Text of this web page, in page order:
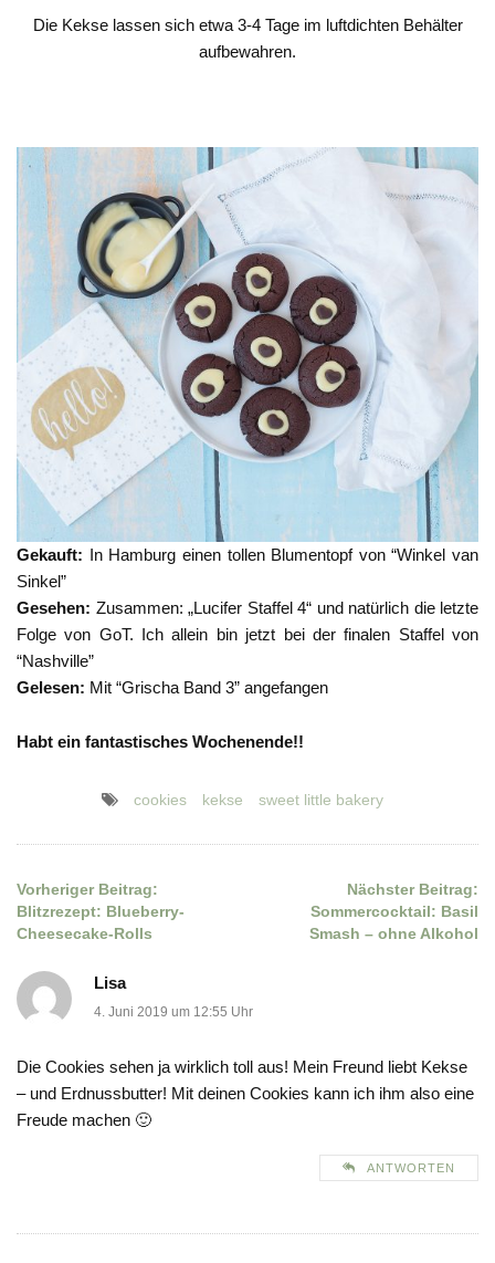
Die Kekse lassen sich etwa 3-4 Tage im luftdichten Behälter
aufbewahren.
Gekauft: In Hamburg einen tollen Blumentopf von “Winkel van
Sinkel”
Gesehen: Zusammen: „Lucifer Staffel 4“ und natürlich die letzte
Folge von GoT. Ich allein bin jetzt bei der finalen Staffel von
“Nashville”
Gelesen: Mit “Grischa Band 3” angefangen
Habt ein fantastisches Wochenende!!
cookies kekse sweet little bakery
Beitragsnavigation
Vorheriger Beitrag:
Blitzrezept: Blueberry-
Cheesecake-Rolls
Nächster Beitrag:
Sommercocktail: Basil
Smash – ohne Alkohol
Lisa
4. Juni 2019 um 12:55 Uhr
Die Cookies sehen ja wirklich toll aus! Mein Freund liebt Kekse
– und Erdnussbutter! Mit deinen Cookies kann ich ihm also eine
Freude machen 🙂
ANTWORTEN